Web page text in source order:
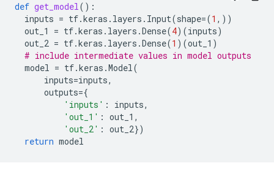
def get_model():
inputs = tf.keras . layers . Input(shape=(1 ,))
out_1
= tf.keras . layers .Dense(4)(inputs)
out_2 = tf.keras . layers .Dense(1 )(out_1 )
# include intermediate values in model outputs
model = tf.keras .Model(
inputs=inputs,
outputs={
'inputs' : inputs,
'out_1' : out_1 ,
'out_2' : out_2})
return model